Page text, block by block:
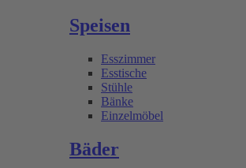
Speisen
Esszimmer
Esstische
Stühle
Bänke
Einzelmöbel
Bäder